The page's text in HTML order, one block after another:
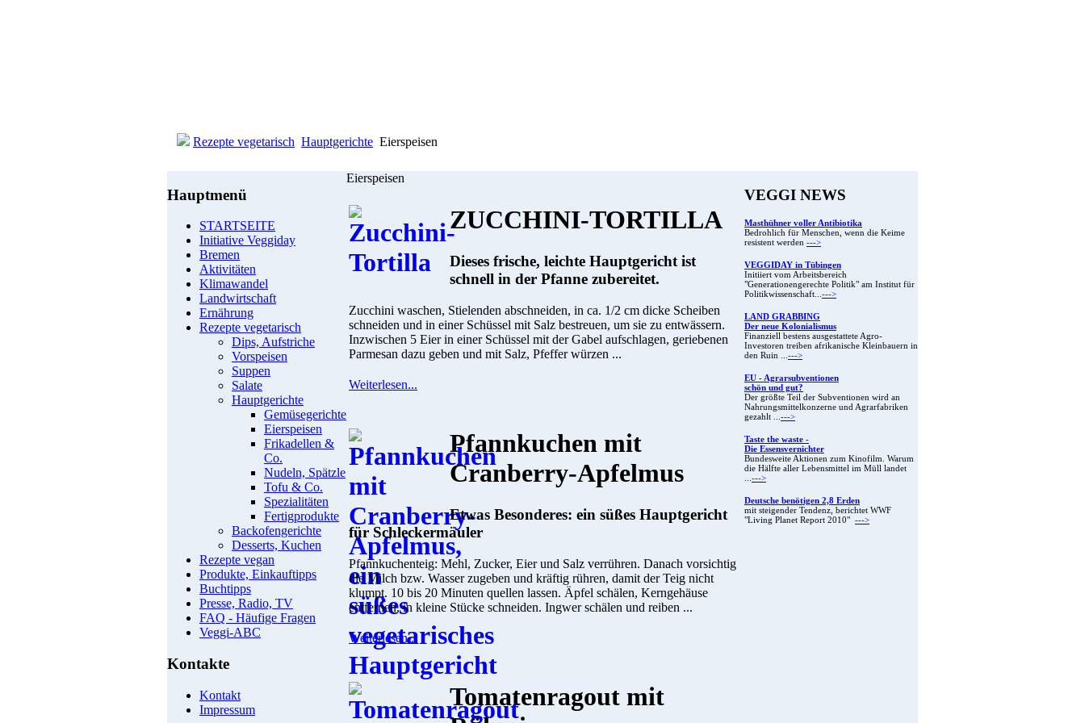
Rezepte vegetarisch Hauptgerichte Eierspeisen
Hauptmenü
STARTSEITE
Initiative Veggiday
Bremen
Aktivitäten
Klimawandel
Landwirtschaft
Ernährung
Rezepte vegetarisch
Dips, Aufstriche
Vorspeisen
Suppen
Salate
Hauptgerichte
Gemüsegerichte
Eierspeisen
Frikadellen &
Co.
Nudeln, Spätzle
Tofu & Co.
Spezialitäten
Fertigprodukte
Backofengerichte
Desserts, Kuchen
Rezepte vegan
Produkte, Einkauftipps
Buchtipps
Presse, Radio, TV
FAQ - Häufige Fragen
Veggi-ABC
Kontakte
Kontakt
Impressum
Eierspeisen
ZUCCHINI-TORTILLA
Dieses frische, leichte Hauptgericht ist
schnell in der Pfanne zubereitet.
Zucchini waschen, Stielenden abschneiden, in ca. 1/2 cm dicke Scheiben
schneiden und in einer Schüssel mit Salz bestreuen, um sie zu entwässern.
Inzwischen 5 Eier in einer Schüssel mit der Gabel aufschlagen, geriebenen
Parmesan dazu geben und mit Salz, Pfeffer würzen ...
Weiterlesen...
Pfannkuchen mit
Cranberry-Apfelmus
Etwas Besonderes: ein süßes Hauptgericht
für Schleckermäuler
Pfannkuchenteig: Mehl, Zucker, Eier und Salz verrühren. Danach vorsichtig
die Milch bzw. Wasser zugeben und kräftig rühren, damit der Teig nicht
klumpt. 10 bis 20 Minuten quellen lassen. Äpfel schälen, Kerngehäuse
entfernen, in kleine Stücke schneiden. Ingwer schälen und reiben ...
Weiterlesen...
Tomatenragout mit
VEGGI NEWS
Masthühner voller Antibiotika
Bedrohlich für Menschen, wenn die Keime
resistent werden --->
VEGGIDAY in Tübingen
Initiiert vom Arbeitsbereich
"Generationengerechte Politik" am Institut für
Politikwissenschaft...--->
LAND GRABBING
Der neue Kolonialismus
Finanziell bestens ausgestattete Agro-
Investoren treiben afrikanische Kleinbauern in
den Ruin ...--->
EU - Agrarsubventionen
schön und gut?
Der größte Teil der Subventionen wird an
Nahrungsmittelkonzerne und Agrarfabriken
gezahlt ...--->
Taste the waste -
Die Essensvernichter
Bundesweite Aktionen zum Kinofilm. Warum
die Hälfte aller Lebensmittel im Müll landet
...--->
Deutsche benötigen 2,8 Erden
mit steigender Tendenz, berichtet WWF
"Living Planet Report 2010" --->